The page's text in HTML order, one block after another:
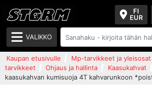
FI
EUR
VALIKKO
Kaupan etusivulle Mp-tarvikkeet ja yleisosat
tarvikkeet
Ohjaus ja hallinta Kaasukahvat
kaasukahvan kumisuoja 4T kahvarunkoon